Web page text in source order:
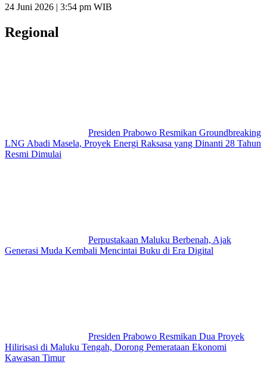
24 Juni 2026 | 3:54 pm WIB
Regional
Presiden Prabowo Resmikan Groundbreaking
LNG Abadi Masela, Proyek Energi Raksasa yang Dinanti 28 Tahun
Resmi Dimulai
Perpustakaan Maluku Berbenah, Ajak
Generasi Muda Kembali Mencintai Buku di Era Digital
Presiden Prabowo Resmikan Dua Proyek
Hilirisasi di Maluku Tengah, Dorong Pemerataan Ekonomi
Kawasan Timur